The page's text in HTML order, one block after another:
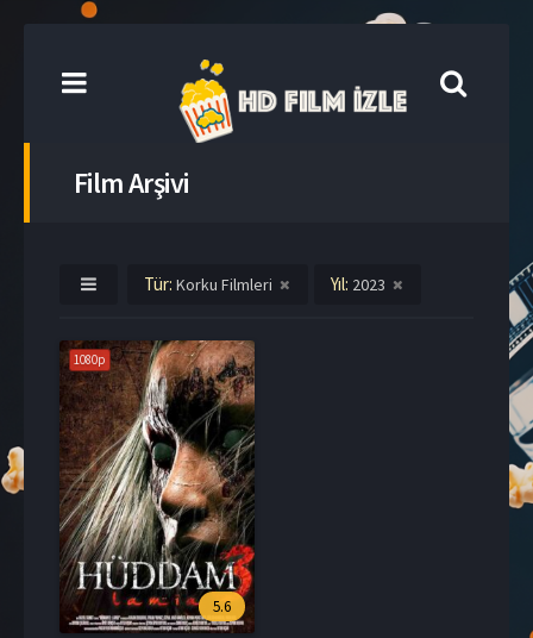
Film Arşivi
Tür: Korku Filmleri Yıl: 2023
1080p
5.6